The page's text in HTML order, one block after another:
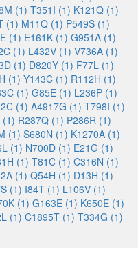
(1) T351I (1) K121Q (1)
(1) M11Q (1) P549S (1)
(1) E161K (1) G951A (1)
(1) L432V (1) V736A (1)
(1) D820Y (1) F77L (1)
(1) Y143C (1) R112H (1)
(1) G85E (1) L236P (1)
(1) A4917G (1) T798I (1)
(1) R287Q (1) P286R (1)
(1) S680N (1) K1270A (1)
(1) N700D (1) E21G (1)
(1) T81C (1) C316N (1)
(1) Q54H (1) D13H (1)
(1) I84T (1) L106V (1)
(1) G163E (1) K650E (1)
(1) C1895T (1) T334G (1)